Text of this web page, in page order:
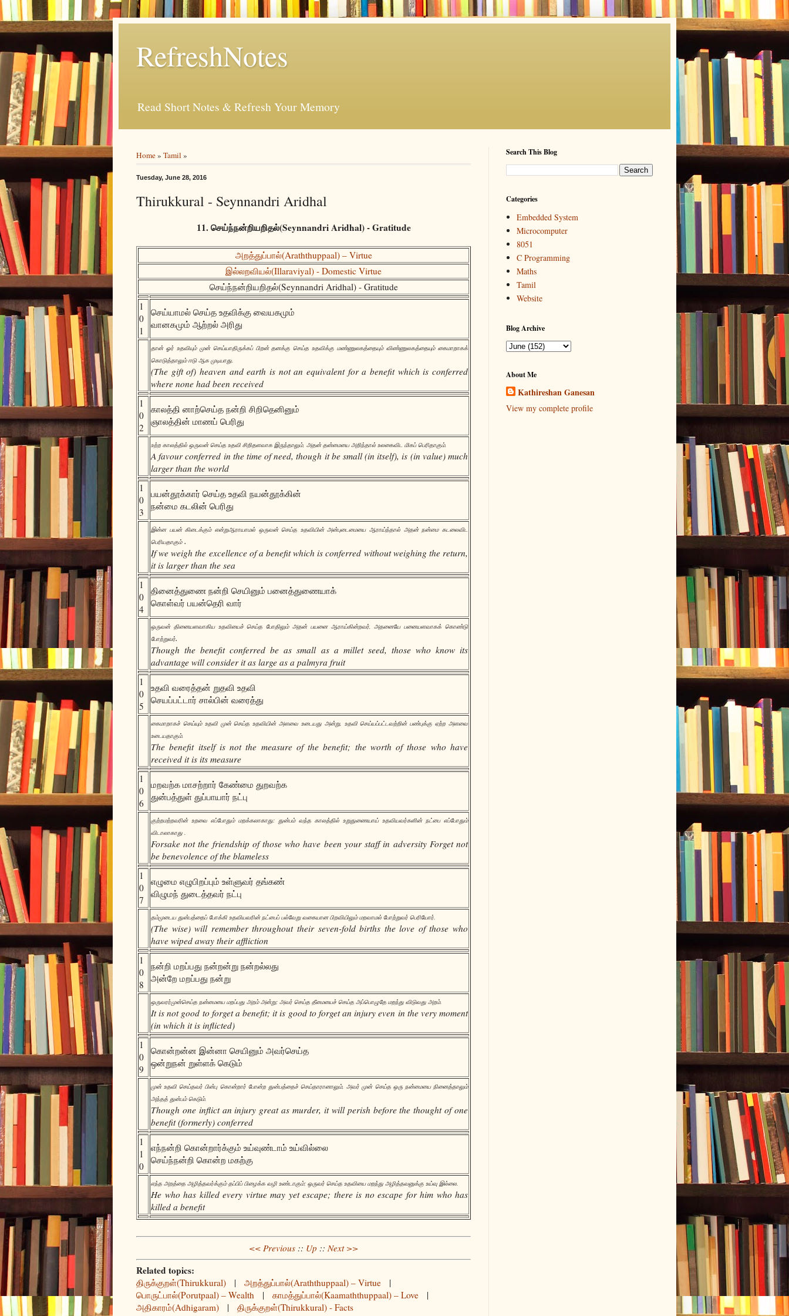
RefreshNotes
Read Short Notes & Refresh Your Memory
Home» Tamil »
Tuesday, June 28, 2016
Thirukkural - Seynnandri Aridhal
11. செய்ந்நன்றியறிதல்(Seynnandri Aridhal) - Gratitude
அறத்துப்பால்(Araththuppaal) – Virtue
இல்லறவியல்(Illaraviyal) - Domestic Virtue
செய்ந்நன்றியறிதல்(Seynnandri Aridhal) - Gratitude
1
0
1
செய்யாமல் செய்த உதவிக்கு வையகமும்
வானகமும் ஆற்றல் அரிது
தான் ஓர் உதவியும் முன் செய்யாதிருக்கப் பிறன் தனக்கு செய்த உதவிக்கு மண்ணுலகத்தையும் விண்ணுலகத்தையும் கைமாறாகக்
கொடுத்தாலும் ஈடு ஆக முடியாது.
(The gift of) heaven and earth is not an equivalent for a benefit which is conferred
where none had been received
1
0
2
காலத்தி னாற்செய்த நன்றி சிறிதெனினும்
ஞாலத்தின் மாணப் பெரிது
உற்ற காலத்தில் ஒருவன் செய்த உதவி சிறிதளவாக இருந்தாலும், அதன் தன்மையை அறிந்தால் உலகைவிட மிகப் பெரிதாகும்.
A favour conferred in the time of need, though it be small (in itself), is (in value) much
larger than the world
1
0
3
பயன்தூக்கார் செய்த உதவி நயன்தூக்கின்
நன்மை கடலின் பெரிது
இன்ன பயன் கிடைக்கும் என்றுஆராயாமல் ஒருவன் செய்த உதவியின் அன்புடைமையை ஆராய்ந்தால் அதன் நன்மை கடலைவிட
பெரியதாகும்.
If we weigh the excellence of a benefit which is conferred without weighing the return,
it is larger than the sea
1
0
4
தினைத்துணை நன்றி செயினும் பனைத்துணையாக்
கொள்வர் பயன்தெரி வார்
ஒருவன் தினையளவாகிய உதவியைச் செய்த போதிலும் அதன் பயனை ஆராய்கின்றவர், அதனையே பனையளவாகக் கொண்டு
போற்றுவர்.
Though the benefit conferred be as small as a millet seed, those who know its
advantage will consider it as large as a palmyra fruit
1
0
5
உதவி வரைத்தன் றுதவி உதவி
செயப்பட்டார் சால்பின் வரைத்து
கைமாறாகச் செய்யும் உதவி முன் செய்த உதவியின் அளவை உடையது அன்று, உதவி செய்யப்பட்டவற்றின் பண்புக்கு ஏற்ற அளவை
உடையதாகும்.
The benefit itself is not the measure of the benefit; the worth of those who have
received it is its measure
1
0
6
மறவற்க மாசற்றார் கேண்மை துறவற்க
துன்பத்துள் துப்பாயார் நட்பு
குற்றமற்றவரின் உறவை எப்போதும் மறக்கலாகாது: துன்பம் வந்த காலத்தில் உறுதுணையாய் உதவியவர்களின் நட்பை எப்போதும்
விடாலாகாது .
Forsake not the friendship of those who have been your staff in adversity Forget not
be benevolence of the blameless
1
0
7
எழுமை எழுபிறப்பும் உள்ளுவர் தங்கண்
விழுமந் துடைத்தவர் நட்பு
தம்முடைய துன்பத்தைப் போக்கி உதவியவரின் நட்பைப் பல்வேறு வகையான பிறவியிலும் மறவாமல் போற்றுவர் பெரியோர்.
(The wise) will remember throughout their seven-fold births the love of those who
have wiped away their affliction
1
0
8
நன்றி மறப்பது நன்றன்று நன்றல்லது
அன்றே மறப்பது நன்று
ஒருவரர்முன்செய்த நன்மையை மறப்பது அறம் அன்று; அவர் செய்த தீமையைச் செய்த அப்பொழுதே மறந்து விடுவது அறம்.
It is not good to forget a benefit; it is good to forget an injury even in the very moment
(in which it is inflicted)
1
0
9
கொன்றன்ன இன்னா செயினும் அவர்செய்த
ஒன்றுநன் றுள்ளக் கெடும்
முன் உதவி செய்தவர் பின்பு கொன்றார் போன்ற துன்பத்தைச் செய்தாரானாலும், அவர் முன் செய்த ஒரு நன்மையை நினைத்தாலும்
அந்தத் துன்பம் கெடும்.
Though one inflict an injury great as murder, it will perish before the thought of one
benefit (formerly) conferred
1
1
0
எந்நன்றி கொன்றார்க்கும் உய்வுண்டாம் உய்வில்லை
செய்ந்நன்றி கொன்ற மகற்கு
எந்த அறத்தை அழித்தவர்க்கும் தப்பிப் பிழைக்க வழி உண்டாகும்; ஒருவர் செய்த உதவியை மறந்து அழித்தவனுக்கு உய்வு இல்லை.
He who has killed every virtue may yet escape; there is no escape for him who has
killed a benefit
<< Previous :: Up :: Next >>
Related topics:
திருக்குறள்(Thirukkural) | அறத்துப்பால்(Araththuppaal) – Virtue |
பொருட்பால்(Porutpaal) – Wealth | காமத்துப்பால்(Kaamaththuppaal) – Love |
அதிகாரம்(Adhigaram) | திருக்குறள்(Thirukkural) - Facts
Search This Blog
Categories
Embedded System
Microcomputer
8051
C Programming
Maths
Tamil
Website
Blog Archive
About Me
Kathireshan Ganesan
View my complete profile